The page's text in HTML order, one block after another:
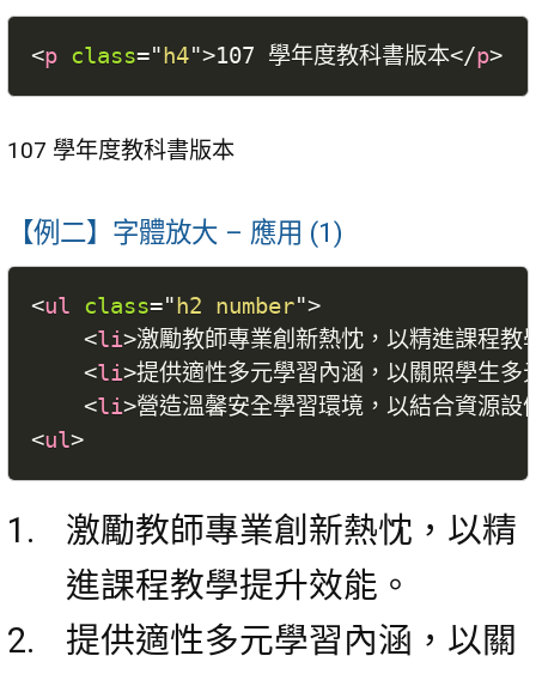
<p class="h4">107 學年度教科書版本</p>
107 學年度教科書版本
【例二】字體放大 – 應用 (1)
<ul class="h2 number">
<li>激勵教師專業創新熱忱，以精進課程教
<li>提供適性多元學習內涵，以關照學生多
<li>營造溫馨安全學習環境，以結合資源設
<ul>
激勵教師專業創新熱忱，以精
進課程教學提升效能。
提供適性多元學習內涵，以關